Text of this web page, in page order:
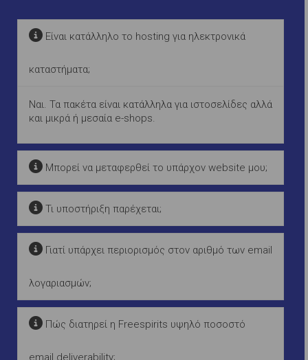
Είναι κατάλληλο το hosting για ηλεκτρονικά
καταστήματα;
Ναι. Τα πακέτα είναι κατάλληλα για ιστοσελίδες αλλά
και μικρά ή μεσαία e-shops.
Μπορεί να μεταφερθεί το υπάρχον website μου;
Τι υποστήριξη παρέχεται;
Γιατί υπάρχει περιορισμός στον αριθμό των email
λογαριασμών;
Πώς διατηρεί η Freespirits υψηλό ποσοστό
email deliverability;